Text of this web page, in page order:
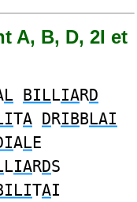
A, B, D, 2I et
L BILLIARD
TA DRIBBLAI
ALE
LIARDS
TAI